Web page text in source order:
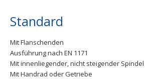
Standard
Mit Flanschenden
Ausführung nach EN 1171
Mit innenliegender, nicht steigender Spindel
Mit Handrad oder Getriebe